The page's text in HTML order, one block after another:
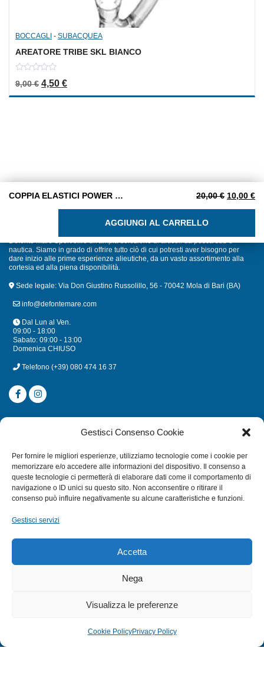
Gestisci Consenso Cookie
Per fornire le migliori esperienze, utilizziamo tecnologie come i cookie per
memorizzare e/o accedere alle informazioni del dispositivo. Il consenso a
queste tecnologie ci permetterà di elaborare dati come il comportamento di
navigazione o ID unici su questo sito. Non acconsentire o ritirare il
consenso può influire negativamente su alcune caratteristiche e funzioni.
Gestisci servizi
Accetta
Nega
Visualizza le preferenze
Cookie PolicyPrivacy Policy
BOCCAGLI - SUBACQUEA
AREATORE TRIBE SKL BIANCO
out
of
9,00€ Il prezzo originale era: 9,00 €.
4,50 €Il prezzo attuale è: 4,50 €.
COPPIA ELASTICI POWER RED M. 16×22 cm. 20,00€ Il prezzo
10,00 €Il
AGGIUNGI AL CARRELLO
Defonte Mare Sport offre un'ampia selezione di articoli da pesca sub e
nautica. Siamo in grado di offrire tutto ciò di cui potresti aver bisogno per
dare inizio alle prime esperienze alieutiche, da un vasto assortimento alla
cortesia ed alla piena disponibilità.
Sede legale: Via Don Giustino Russolillo, 56 - 70042 Mola di Bari (BA)
info@defontemare.com
Dal Lun al Ven.
09:00 - 18:00
Sabato: 09:00 - 13:00
Domenica CHIUSO
Telefono (+39) 080 474 16 37
CATEGORIE
MULINELLI
CANNE
ACCESSORI NAUTICI
TERMINI E CONDIZIONI